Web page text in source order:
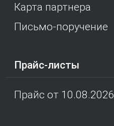
Карта партнера
Письмо-поручение
Прайс-листы
Прайс от 10.08.2026